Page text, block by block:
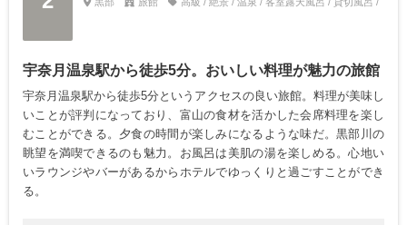
宇奈月温泉駅から徒歩5分。おいしい料理が魅力の旅館
宇奈月温泉駅から徒歩5分というアクセスの良い旅館。料理が美味し
いことが評判になっており、富山の食材を活かした会席料理を楽し
むことができる。夕食の時間が楽しみになるような味だ。黒部川の
眺望を満喫できるのも魅力。お風呂は美肌の湯を楽しめる。心地い
いラウンジやバーがあるからホテルでゆっくりと過ごすことができ
る。